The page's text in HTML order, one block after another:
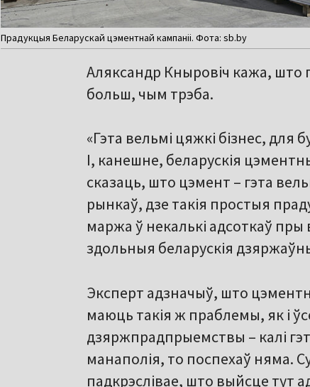
Прадукцыя Беларускай цэментнай кампаніі. Фота: sb.by
Аляксандр Кныровіч кажа, што
больш, чым трэба.
«Гэта вельмі цяжкі бізнес,
І, канешне, беларускія
сказаць, што цэмент – гэта
рынкаў, дзе такія простыя
маржа ў некалькі адсоткаў пры
здольныя беларускія
Эксперт адзначыў, што
маюць такія ж праблемы, як і
дзяржпрадпрыемствы – калі
манаполія, то поспехаў няма.
падкрэслівае, што выйсце тут